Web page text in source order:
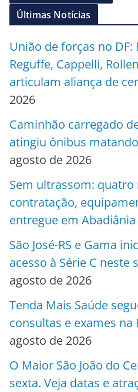
Últimas Notícias
União de forças no DF:
Reguffe, Cappelli,
articulam aliança de
2026
Caminhão carregado
atingiu ônibus
agosto de 2026
Sem ultrassom: quatro
contratação,
entregue em Abadiânia
São José-RS e Gama
acesso à Série C neste
agosto de 2026
Tenda Mais Saúde
consultas e exames na
agosto de 2026
O Maior São João do
sexta. Veja datas e